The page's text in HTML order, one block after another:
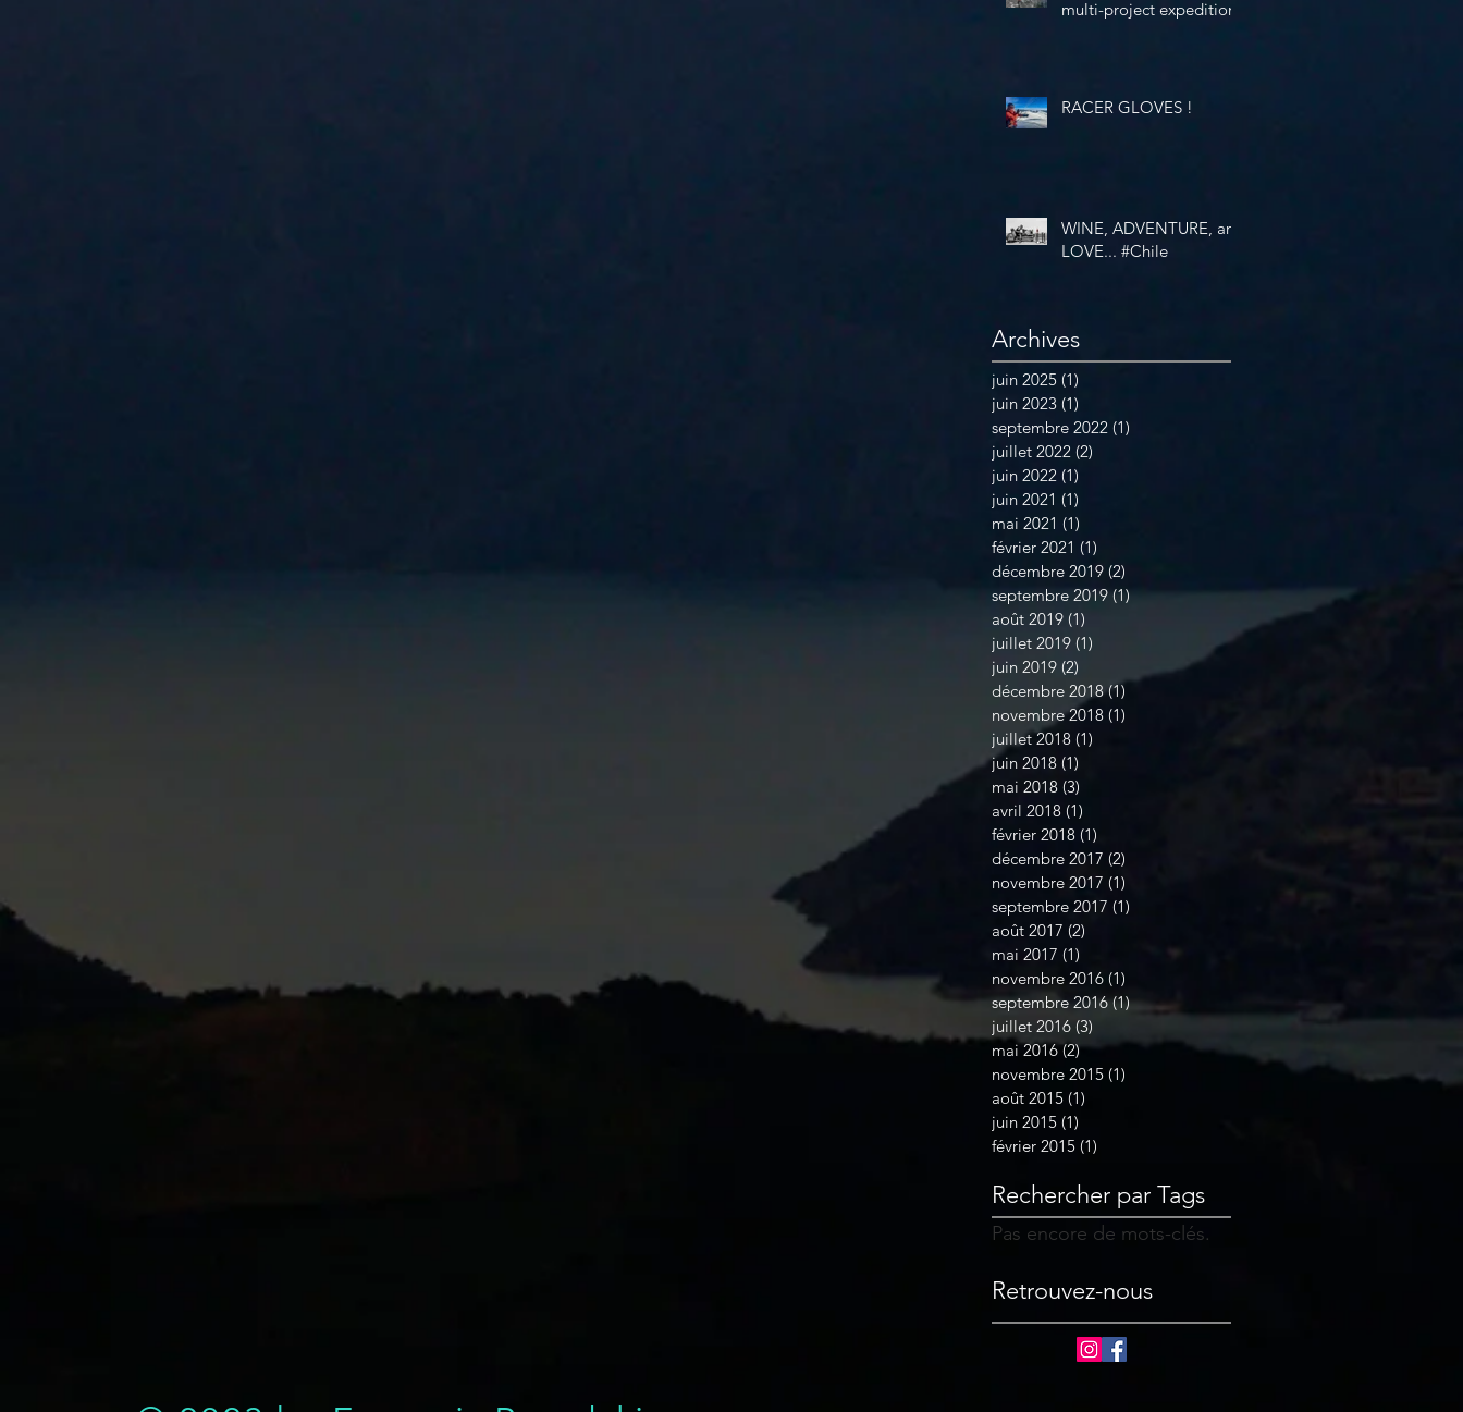
multi-project expedition
RACER GLOVES !
WINE, ADVENTURE, and
LOVE... #Chile
Archives
juin 2025 (1)
juin 2023 (1)
septembre 2022 (1)
juillet 2022 (2)
juin 2022 (1)
juin 2021 (1)
mai 2021 (1)
février 2021 (1)
décembre 2019 (2)
septembre 2019 (1) 1 post
août 2019 (1)
juillet 2019 (1)
juin 2019 (2)
décembre 2018 (1)
novembre 2018 (1)
juillet 2018 (1)
juin 2018 (1)
mai 2018 (3)
avril 2018 (1)
février 2018 (1)
décembre 2017 (2)
novembre 2017 (1)
septembre 2017 (1)
août 2017 (2)
mai 2017 (1)
novembre 2016 (1)
septembre 2016 (1)1 post
juillet 2016 (3)
mai 2016 (2)2 posts
novembre 2015 (1)
août 2015 (1)
juin 2015 (1)
février 2015 (1)
Rechercher par Tags
Pas encore de mots-clés.
Retrouvez-nous